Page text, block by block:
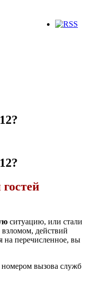
ситуацию, или стали
действий
на перечисленное, вы
вызова служб